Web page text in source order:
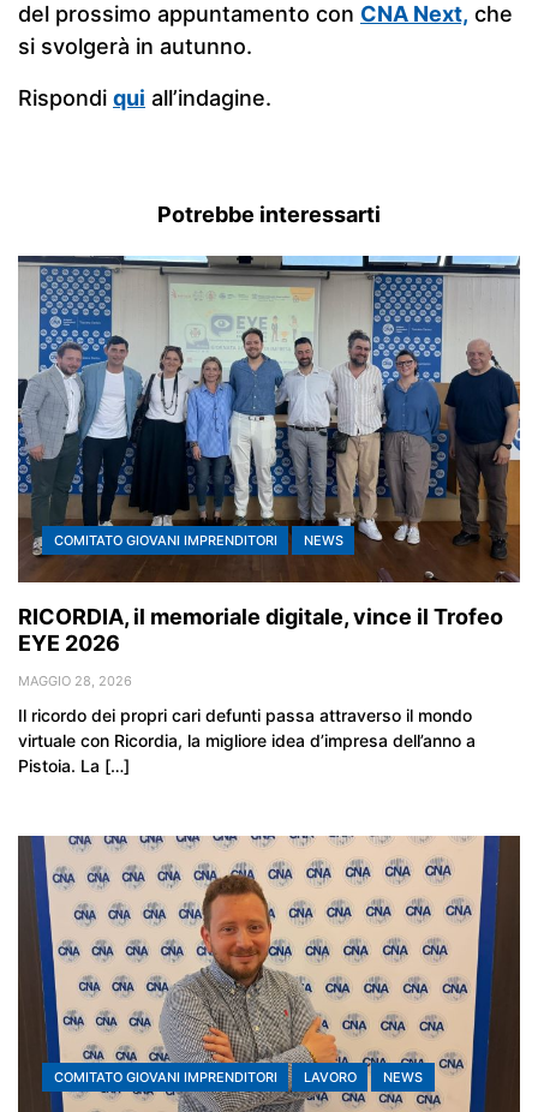
del prossimo appuntamento con CNA Next, che
si svolgerà in autunno.
Rispondi qui all’indagine.
Potrebbe interessarti
COMITATO GIOVANI IMPRENDITORI NEWS
RICORDIA, il memoriale digitale, vince il Trofeo
EYE 2026
MAGGIO 28, 2026
Il ricordo dei propri cari defunti passa attraverso il mondo
virtuale con Ricordia, la migliore idea d’impresa dell’anno a
Pistoia. La […]
COMITATO GIOVANI IMPRENDITORI LAVORO NEWS